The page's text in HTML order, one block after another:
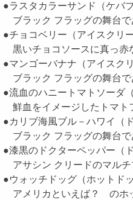
●ラスタカラーサンド（ケバ
ブラック フラッグの舞台で
●チョコベリー（アイスクリ
黒いチョコソースに真っ赤
●マンゴーバナナ（アイスク
ブラック フラッグの舞台で
●流血のハニートマトソーダ
鮮血をイメージしたトマト
●カリブ海風ブル－ハワイ（
ブラック フラッグの舞台で
●漆黒のドクターペッパー（
アサシン クリードのマルチ
●ウォッチドッグ（ホットド
アメリカといえば？ のホ